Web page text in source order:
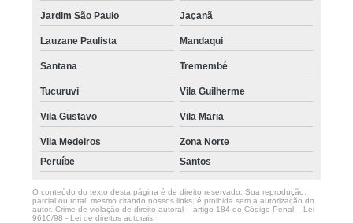
Jardim São Paulo Jaçanã
Lauzane Paulista Mandaqui
Santana Tremembé
Tucuruvi Vila Guilherme
Vila Gustavo Vila Maria
Vila Medeiros
Zona Norte
Peruíbe
Santos
O conteúdo do texto desta página é de direito reservado. Sua reprodução,
parcial ou total, mesmo citando nossos links, é proibida sem a autorização do
autor. Crime de violação de direito autoral – artigo 184 do Código Penal – Lei
9610/98 - Lei de direitos autorais